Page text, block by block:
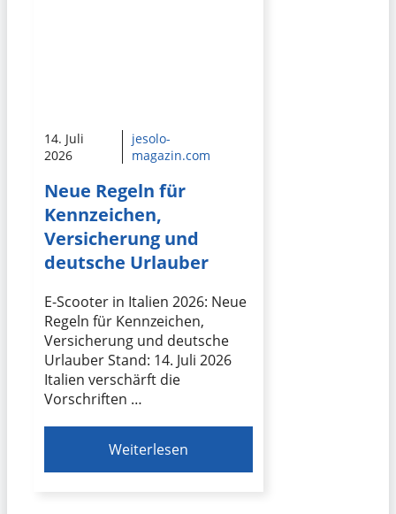
14. Juli
2026
jesolo-
magazin.com
Neue Regeln für
Kennzeichen,
Versicherung und
deutsche Urlauber
E-Scooter in Italien 2026: Neue
Regeln für Kennzeichen,
Versicherung und deutsche
Urlauber Stand: 14. Juli 2026
Italien verschärft die
Vorschriften …
Weiterlesen